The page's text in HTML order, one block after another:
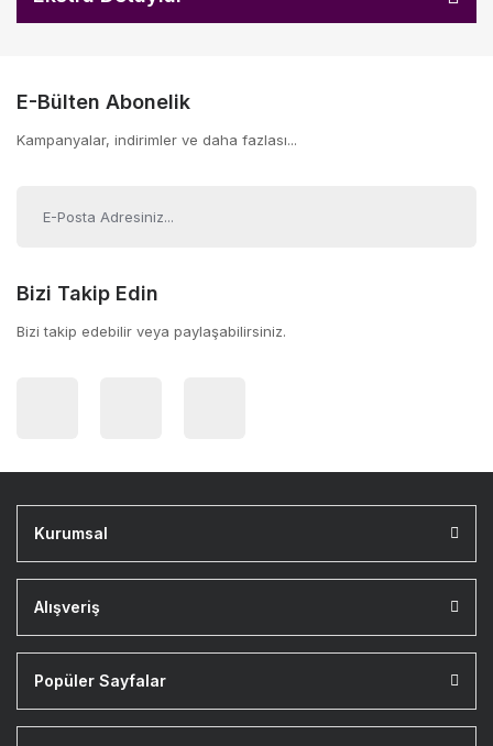
E-Bülten Abonelik
Kampanyalar, indirimler ve daha fazlası...
Bizi Takip Edin
Bizi takip edebilir veya paylaşabilirsiniz.
Kurumsal
Alışveriş
Popüler Sayfalar